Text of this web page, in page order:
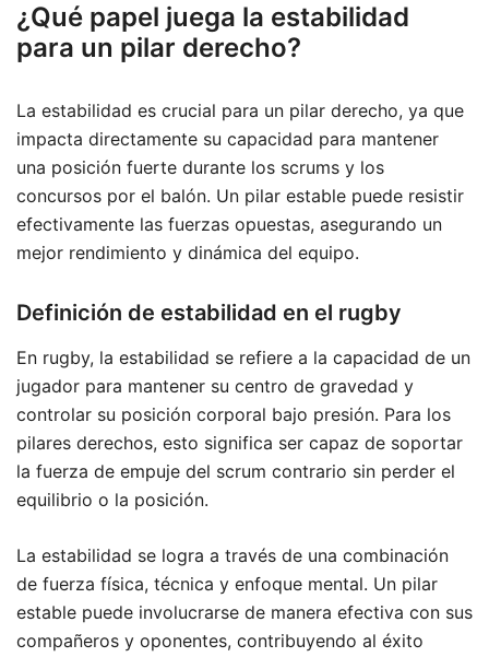
¿Qué papel juega la estabilidad
para un pilar derecho?
La estabilidad es crucial para un pilar derecho, ya que
impacta directamente su capacidad para mantener
una posición fuerte durante los scrums y los
concursos por el balón. Un pilar estable puede resistir
efectivamente las fuerzas opuestas, asegurando un
mejor rendimiento y dinámica del equipo.
Definición de estabilidad en el rugby
En rugby, la estabilidad se refiere a la capacidad de un
jugador para mantener su centro de gravedad y
controlar su posición corporal bajo presión. Para los
pilares derechos, esto significa ser capaz de soportar
la fuerza de empuje del scrum contrario sin perder el
equilibrio o la posición.
La estabilidad se logra a través de una combinación
de fuerza física, técnica y enfoque mental. Un pilar
estable puede involucrarse de manera efectiva con sus
compañeros y oponentes, contribuyendo al éxito